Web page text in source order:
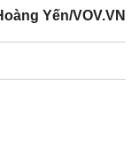
Yến/VOV.VN